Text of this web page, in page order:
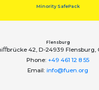
Minority SafePack
Flensburg
42, D-24939 Flensburg,
Phone: +49 461 12 8 55
Email: info@fuen.org